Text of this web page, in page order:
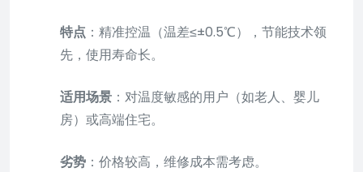
特点 ：精准控温（温差≤±0.5℃），节能技术领
先，使用寿命长。
适用场景 ：对温度敏感的用户（如老人、婴儿
房）或高端住宅。
劣势 ：价格较高，维修成本需考虑。